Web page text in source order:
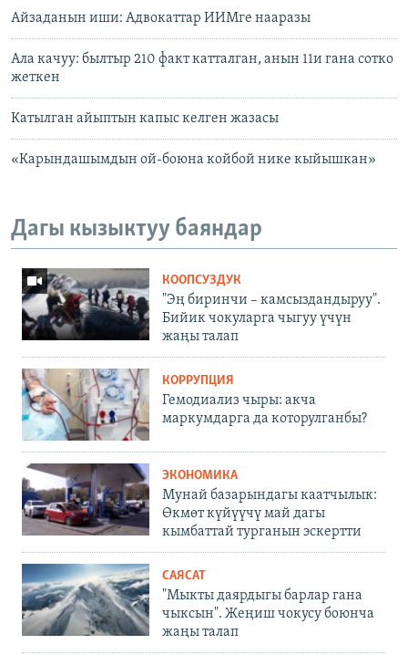
Айзаданын иши: Адвокаттар ИИМге нааразы
Ала качуу: былтыр 210 факт катталган, анын 11и гана сотко
жеткен
Катылган айыптын капыс келген жазасы
«Карындашымдын ой-боюна койбой нике кыйышкан»
Дагы кызыктуу баяндар
КООПСУЗДУК
"Эң биринчи – камсыздандыруу".
Бийик чокуларга чыгуу үчүн
жаңы талап
КОРРУПЦИЯ
Гемодиализ чыры: акча
маркумдарга да которулганбы?
ЭКОНОМИКА
Мунай базарындагы каатчылык:
Өкмөт күйүүчү май дагы
кымбаттай турганын эскертти
САЯСАТ
"Мыкты даярдыгы барлар гана
чыксын". Жеңиш чокусу боюнча
жаңы талап